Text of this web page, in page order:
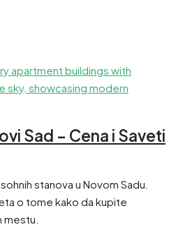
Sad – Cena i Saveti
stanova u Novom Sadu.
o tome kako da kupite
mestu.